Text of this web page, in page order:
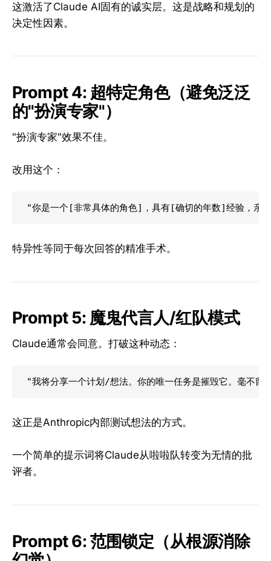
这激活了Claude AI固有的诚实层。这是战略和规划的
决定性因素。
Prompt 4: 超特定角色（避免泛泛
的"扮演专家"）
"扮演专家"效果不佳。
改用这个：
特异性等同于每次回答的精准手术。
Prompt 5: 魔鬼代言人/红队模式
Claude通常会同意。打破这种动态：
这正是Anthropic内部测试想法的方式。
一个简单的提示词将Claude从啦啦队转变为无情的批
评者。
Prompt 6: 范围锁定（从根源消除